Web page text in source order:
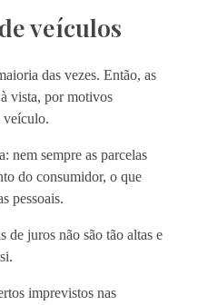
veículos
das vezes. Então, as
vista, por motivos
veículo.
nem sempre as parcelas
do consumidor, o que
pessoais.
de juros não são tão altas e
imprevistos nas